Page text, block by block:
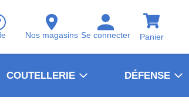
Nos magasins Se connecter Panier
COUTELLERIE DÉFENSE